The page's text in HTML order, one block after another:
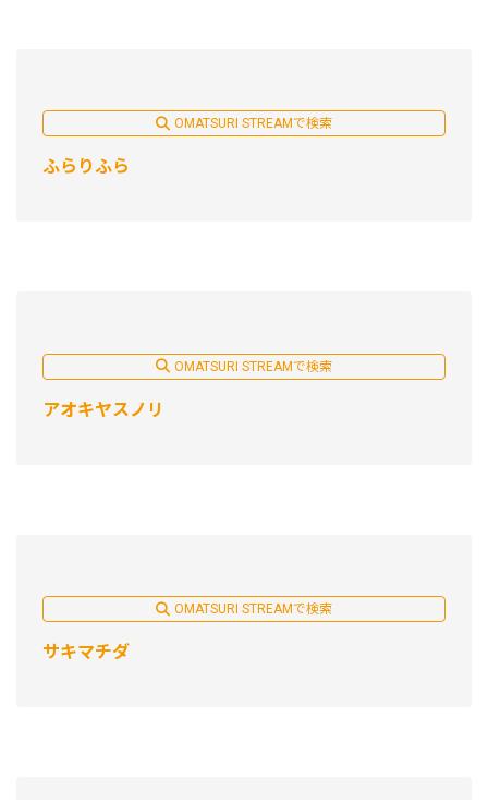
OMATSURI STREAMで検索
ふらりふら
OMATSURI STREAMで検索
アオキヤスノリ
OMATSURI STREAMで検索
サキマチダ